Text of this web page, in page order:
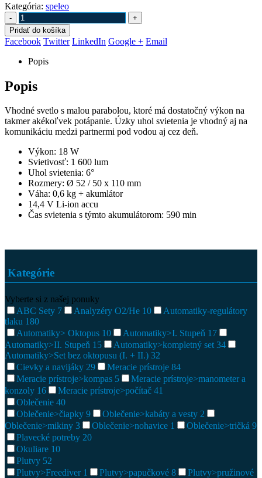
Kategória: speleo
-
+
Pridať do košíka
Facebook Twitter LinkedIn Google + Email
Popis
Popis
Vhodné svetlo s malou parabolou, ktoré má dostatočný výkon na
takmer akékoľvek potápanie. Úzky uhol svietenia je vhodný aj na
komunikáciu medzi partnermi pod vodou aj cez deň.
Výkon: 18 W
Svietivosť: 1 600 lum
Uhol svietenia: 6°
Rozmery: Ø 52 / 50 x 110 mm
Váha: 0,6 kg + akumlátor
14,4 V Li-ion accu
Čas svietenia s týmto akumulátorom: 590 min
Kategórie
Vyberte si z našej ponuky
ABC Sety 7 Analyzéry O2/He 10
Automatiky-regulátory
tlaku 180
Automatiky> Oktopus 10 Automatiky>I. Stupeň 17
Automatiky>II. Stupeň 15 Automatiky>kompletný set 34
Automatiky>Set bez oktopusu (I. + II.) 32
Cievky a navijáky 29 Meracie prístroje 84
Meracie prístroje>kompas 5
Meracie prístroje>manometer a
konzoly 16 Meracie prístroje>počítač 41
Oblečenie 40
Oblečenie>čiapky 9 Oblečenie>kabáty a vesty 2
Oblečenie>mikiny 3 Oblečenie>nohavice 1 Oblečenie>tričká 9
Plavecké potreby 20
Okuliare 10
Plutvy 52
Plutvy>Freediver 1 Plutvy>papučkové 8
Plutvy>pružinové